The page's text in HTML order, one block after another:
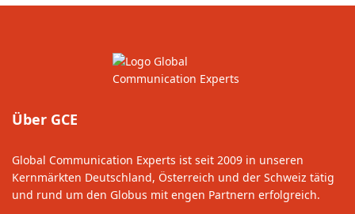
Über GCE
Global Communication Experts ist seit 2009 in unseren
Kernmärkten Deutschland, Österreich und der Schweiz tätig
und rund um den Globus mit engen Partnern erfolgreich.